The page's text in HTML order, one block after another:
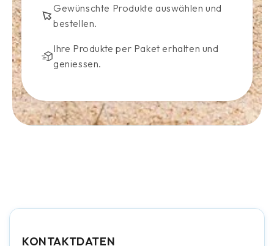
Gewünschte Produkte auswählen und
bestellen.
Ihre Produkte per Paket erhalten und
geniessen.
KONTAKTDATEN